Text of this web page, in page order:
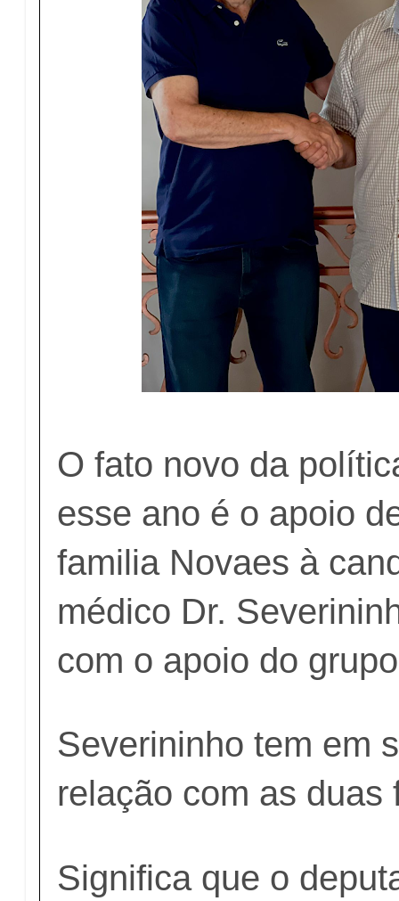
O fato novo da
esse ano é o apoio
familia Novaes à
médico Dr.
com o apoio do
Severininho tem em
relação com as duas
Significa que o